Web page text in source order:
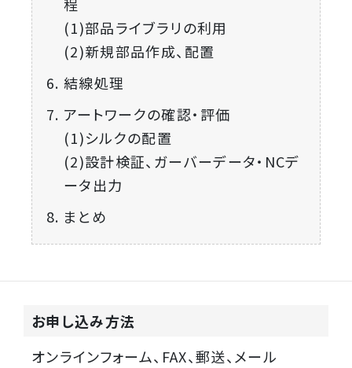
(1)部品ライブラリの利用
(2)新規部品作成、配置
結線処理
アートワークの確認・評価
(1)シルクの配置
(2)設計検証、ガーバーデータ・NCデ
ータ出力
まとめ
お申し込み方法
オンラインフォーム、FAX、郵送、メール